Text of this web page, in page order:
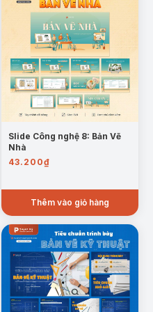
và nhiều ngành khác.
công nghệ được
trọng?
đổi mới sáng tạo, sản
tế – xã hội.
thuật cần có những
nhiệm, tư duy logic và
giải quyết vấn đề, làm
công nghệ.
ngành kỹ thuật công
nào?
nhiều cơ hội phát
thu nhập ổn định.
Slide Công nghệ 8: Bản Vẽ
Nhà
43.200₫
Thêm vào giỏ hàng